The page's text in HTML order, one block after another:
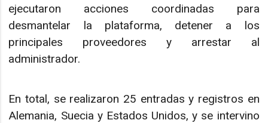
ejecutaron acciones coordinadas para
desmantelar la plataforma, detener a los
principales proveedores y arrestar al
administrador.
En total, se realizaron 25 entradas y registros en
Alemania, Suecia y Estados Unidos, y se intervino